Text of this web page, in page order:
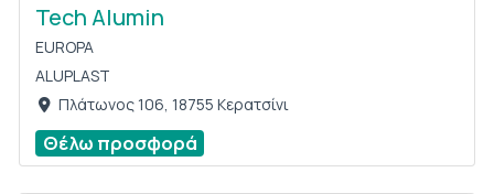
Tech Alumin
EUROPA
ALUPLAST
Πλάτωνος 106, 18755 Κερατσίνι
Θέλω προσφορά